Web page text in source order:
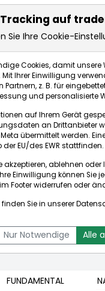
Bid:
FUNDAMENTAL
auf
Sie Ihre Cookie-
Cookies, damit unsere
Ihrer Einwilligung
z. B. für
und personalisierte
auf Ihrem Gerät
an Drittanbieter
übermittelt werden.
EU/des EWR stattfinden.
akzeptieren, ablehnen oder
Einwilligung können Sie
im Footer widerrufen oder
Sie in unserer
Nur Notwendige Alle